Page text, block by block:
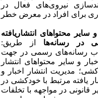
نیروی‌های فعال در
برای افراد در معرض خطر
محتواهای انتشاریافته
در رسانه‌ها
از طریق:
رسانه‌های رسمی در جهت
و سایر محتواهای انتشار
مدیریت انتشار اخبار و
یافته مرتبط با خودکشی در
قانونی در مواجهه با تخلفات